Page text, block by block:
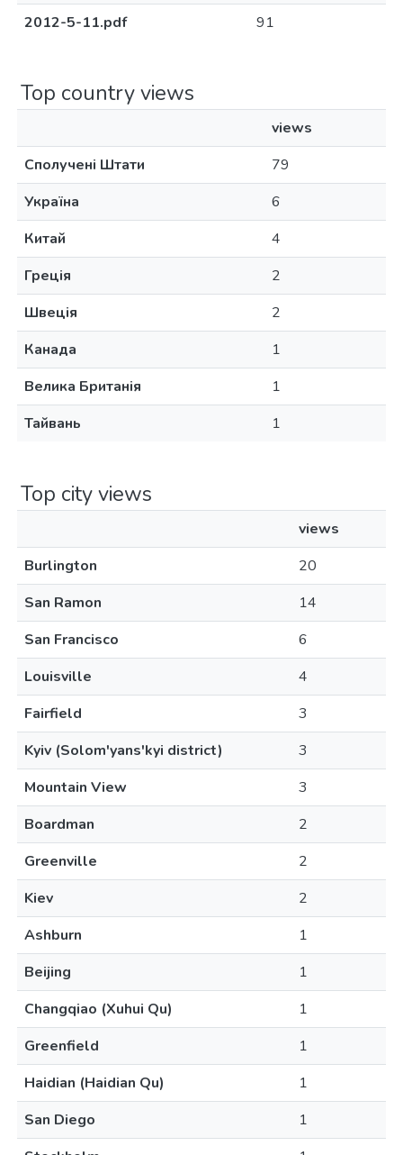
2012-5-11.pdf
91
Top country views
views
Сполучені Штати
79
Україна
6
Китай
4
Греція
2
Швеція
2
Канада
1
Велика Британія
1
Тайвань
1
Top city views
views
Burlington
20
San Ramon
14
San Francisco
6
Louisville
4
Fairfield
3
Kyiv (Solom'yans'kyi district)
3
Mountain View
3
Boardman
2
Greenville
2
Kiev
2
Ashburn
1
Beijing
1
Changqiao (Xuhui Qu)
1
Greenfield
1
Haidian (Haidian Qu)
1
San Diego
1